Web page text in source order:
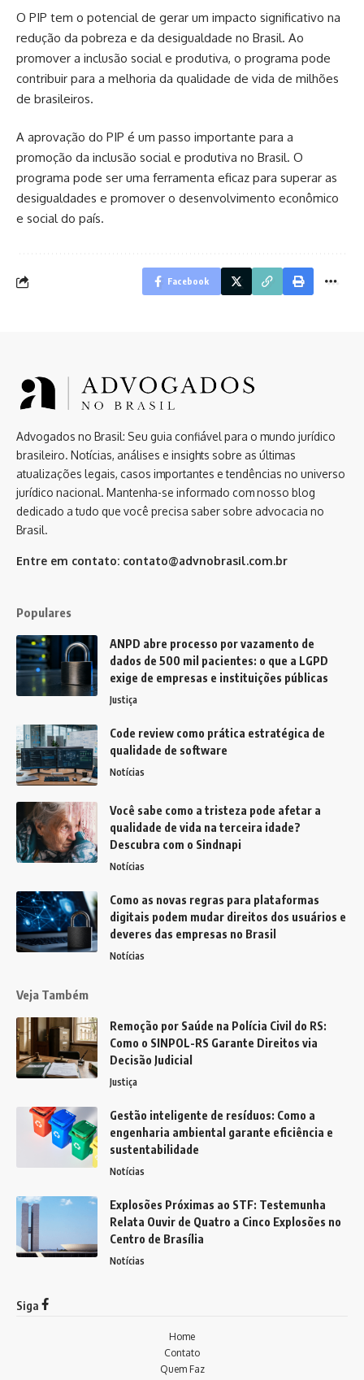
O PIP tem o potencial de gerar um impacto significativo na
redução da pobreza e da desigualdade no Brasil. Ao
promover a inclusão social e produtiva, o programa pode
contribuir para a melhoria da qualidade de vida de milhões
de brasileiros.
A aprovação do PIP é um passo importante para a
promoção da inclusão social e produtiva no Brasil. O
programa pode ser uma ferramenta eficaz para superar as
desigualdades e promover o desenvolvimento econômico
e social do país.
Facebook
Advogados no Brasil: Seu guia confiável para o mundo jurídico
brasileiro. Notícias, análises e insights sobre as últimas
atualizações legais, casos importantes e tendências no universo
jurídico nacional. Mantenha-se informado com nosso blog
dedicado a tudo que você precisa saber sobre advocacia no
Brasil.
Entre em contato: contato@advnobrasil.com.br
Populares
ANPD abre processo por vazamento de
dados de 500 mil pacientes: o que a LGPD
exige de empresas e instituições públicas
Justiça
Code review como prática estratégica de
qualidade de software
Notícias
Você sabe como a tristeza pode afetar a
qualidade de vida na terceira idade?
Descubra com o Sindnapi
Notícias
Como as novas regras para plataformas
digitais podem mudar direitos dos usuários e
deveres das empresas no Brasil
Notícias
Veja Também
Remoção por Saúde na Polícia Civil do RS:
Como o SINPOL-RS Garante Direitos via
Decisão Judicial
Justiça
Gestão inteligente de resíduos: Como a
engenharia ambiental garante eficiência e
sustentabilidade
Notícias
Explosões Próximas ao STF: Testemunha
Relata Ouvir de Quatro a Cinco Explosões no
Centro de Brasília
Notícias
Siga
Home
Contato
Quem Faz